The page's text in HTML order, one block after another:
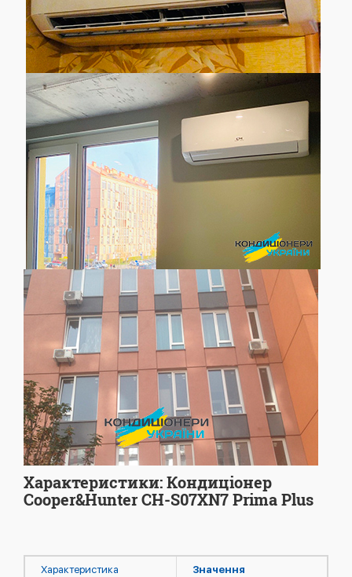
Характеристики: Кондиціонер
Cooper&Hunter CH-S07XN7 Prima Plus
Характеристика Значення